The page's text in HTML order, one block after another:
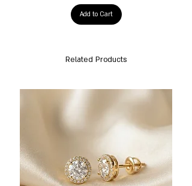
Add to Cart
Related Products